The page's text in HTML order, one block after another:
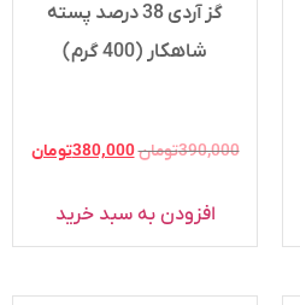
گز آردی 38 درصد پسته
شاهکار (400 گرم)
390,000تومان380,000تومان
افزودن به سبد خرید